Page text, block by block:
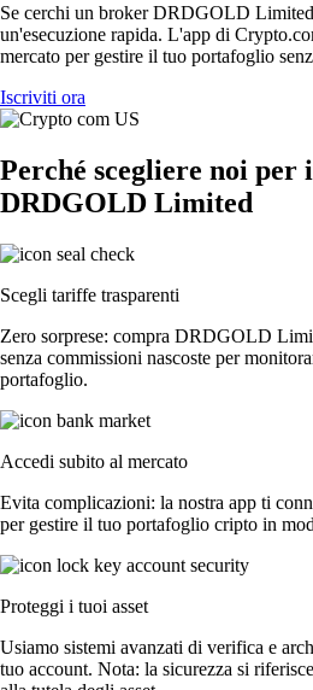
Se cerchi un broker DRDGOLD
un'esecuzione rapida. L'app di
mercato per gestire il tuo portafoglio
Iscriviti ora
Perché scegliere noi per
DRDGOLD Limited
Scegli tariffe trasparenti
Zero sorprese: compra DRDGOLD
senza commissioni nascoste per
portafoglio.
Accedi subito al mercato
Evita complicazioni: la nostra app ti
per gestire il tuo portafoglio cripto in
Proteggi i tuoi asset
Usiamo sistemi avanzati di verifica e
tuo account. Nota: la sicurezza si